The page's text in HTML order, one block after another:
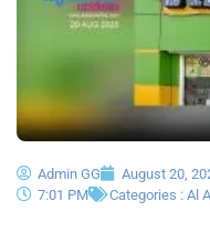
Admin GG August 20,
7:01 PM
Categories : Al